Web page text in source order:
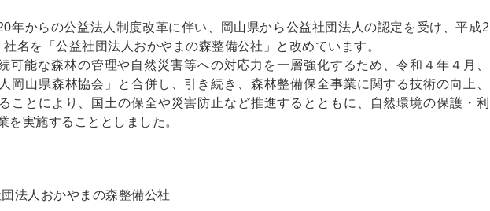
年からの公益法人制度改革に伴い、岡山県から公益社団法人の認定を受け、平成2
名を「公益社団法人おかやまの森整備公社」と改めています。
可能な森林の管理や自然災害等への対応力を一層強化するため、令和４年４月、
岡山県森林協会」と合併し、引き続き、森林整備保全事業に関する技術の向上、
ことにより、国土の保全や災害防止など推進するとともに、自然環境の保護・利
を実施することとしました。
法人おかやまの森整備公社